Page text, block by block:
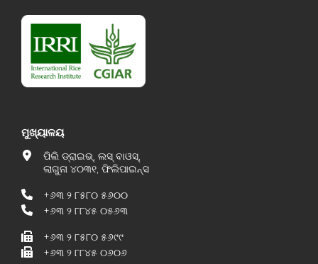
ମୁଖ୍ୟାଳୟ
ପିଲି ଡ୍ରାଇଭ୍, ଲସ୍ ବାଓସ୍,
ଲାଗୁନା ୪୦୩୧, ଫିଲିପାଇନ୍ସ
+୬୩ ୨ ୮୫୮୦ ୫୬୦୦
+୬୩ ୨ ୮୮୪୫ ୦୫୬୩
+୬୩ ୨ ୮୫୮୦ ୫୬୯୯
+୬୩ ୨ ୮୮୪୫ ୦୬୦୬